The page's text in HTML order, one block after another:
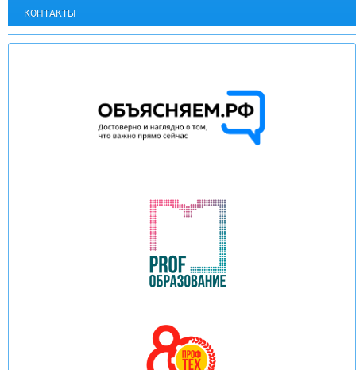
КОНТАКТЫ